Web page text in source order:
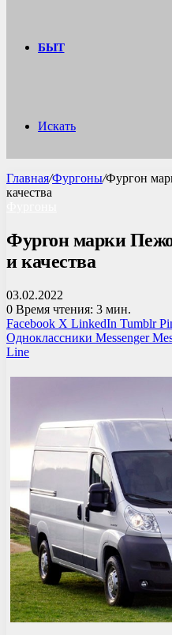
БЫТ
Искать
Главная/Фургоны/Фургон
качества
Фургон марки
и качества
03.02.2022
0 Время чтения: 3 мин.
Facebook X LinkedIn Tumblr
Одноклассники Messenger
Line